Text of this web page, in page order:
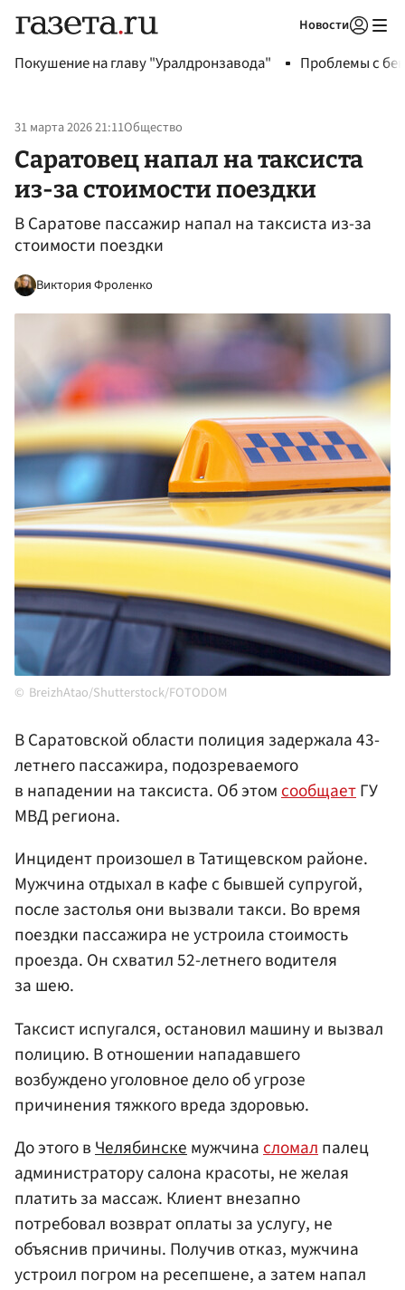
Новости
Покушение на главу "Уралдронзавода" Проблемы с
31 марта 2026 21:11Общество
Саратовец напал на таксиста
из-за стоимости поездки
В Саратове пассажир напал на таксиста из-за
стоимости поездки
Виктория Фроленко
BreizhAtao/Shutterstock/FOTODOM
В Саратовской области полиция задержала 43-
летнего пассажира, подозреваемого
в нападении на таксиста. Об этомсообщаетГУ
МВД региона.
Инцидент произошел в Татищевском районе.
Мужчина отдыхал в кафе с бывшей супругой,
после застолья они вызвали такси. Во время
поездки пассажира не устроила стоимость
проезда. Он схватил 52-летнего водителя
за шею.
Таксист испугался, остановил машину и вызвал
полицию. В отношении нападавшего
возбуждено уголовное дело об угрозе
причинения тяжкого вреда здоровью.
До этого вЧелябинскемужчинасломалпалец
администратору салона красоты, не желая
платить за массаж. Клиент внезапно
потребовал возврат оплаты за услугу, не
объяснив причины. Получив отказ, мужчина
устроил погром на ресепшене, а затем напал